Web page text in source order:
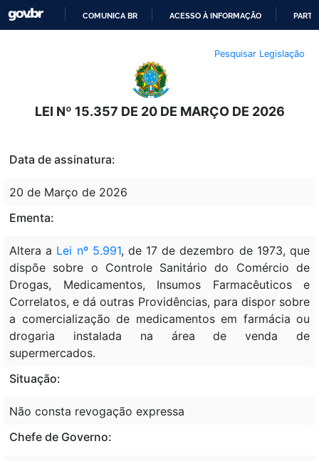
O
CONTEÚDO
COMUNICA BR ACESSO À INFORMAÇÃO
Pesquisar Legislação
LEI Nº 15.357 DE 20 DE MARÇO DE 2026
Data de assinatura:
20 de Março de 2026
Ementa:
Altera a Lei nº 5.991, de 17 de dezembro de 1973, que
dispõe sobre o Controle Sanitário do Comércio de
Drogas, Medicamentos, Insumos Farmacêuticos e
Correlatos, e dá outras Providências, para dispor sobre
a comercialização de medicamentos em farmácia ou
drogaria instalada na área de venda de
supermercados.
Situação:
Não consta revogação expressa
Chefe de Governo: